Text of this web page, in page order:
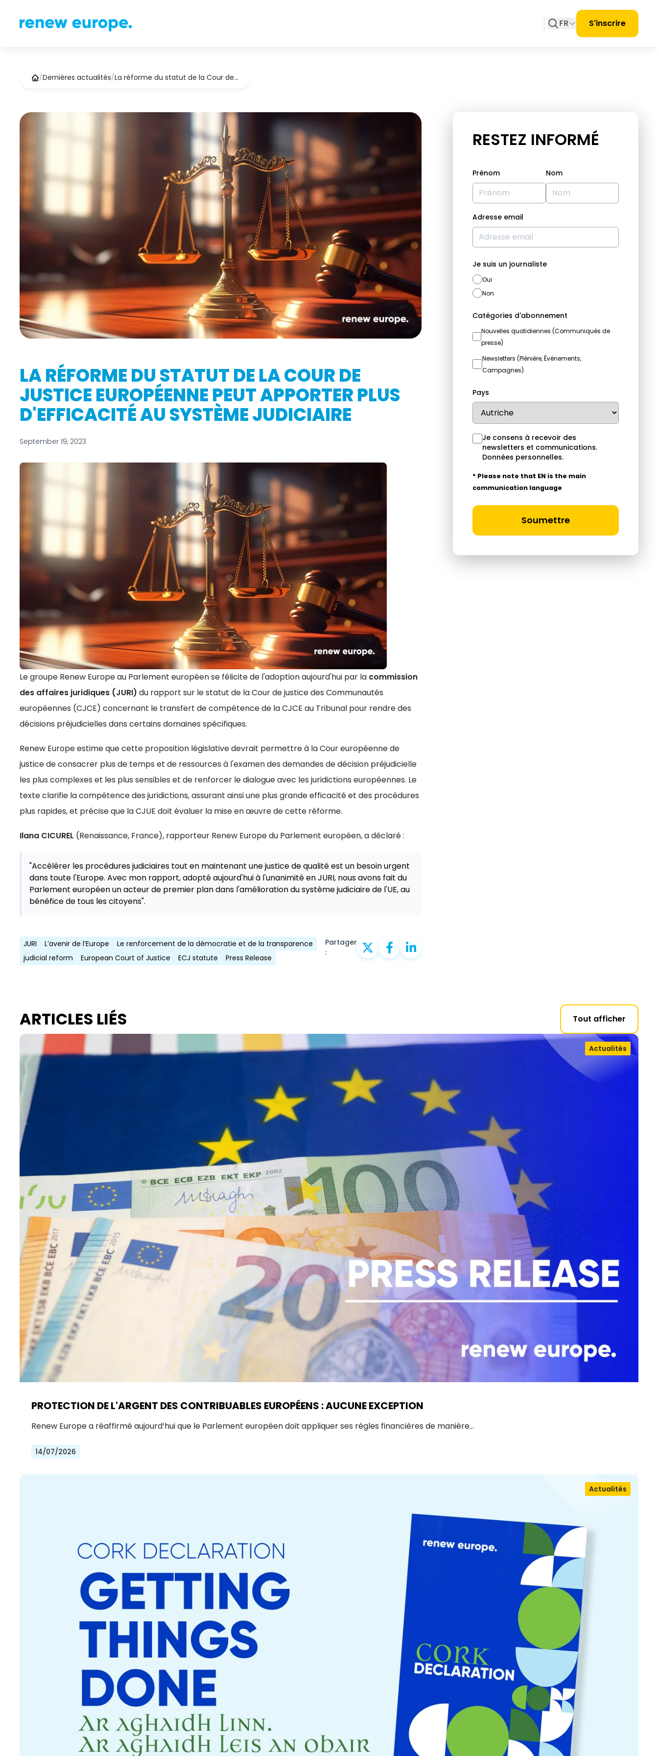
FR S'inscrire
/Dernières actualités/La réforme du statut de la Cour de…
LA RÉFORME DU STATUT DE LA COUR DE
JUSTICE EUROPÉENNE PEUT APPORTER PLUS
D'EFFICACITÉ AU SYSTÈME JUDICIAIRE
September 19, 2023
Le groupe Renew Europe au Parlement européen se félicite de l'adoption aujourd'hui par la commission
des affaires juridiques (JURI) du rapport sur le statut de la Cour de justice des Communautés
européennes (CJCE) concernant le transfert de compétence de la CJCE au Tribunal pour rendre des
décisions préjudicielles dans certains domaines spécifiques.
Renew Europe estime que cette proposition législative devrait permettre à la Cour européenne de
justice de consacrer plus de temps et de ressources à l'examen des demandes de décision préjudicielle
les plus complexes et les plus sensibles et de renforcer le dialogue avec les juridictions européennes. Le
texte clarifie la compétence des juridictions, assurant ainsi une plus grande efficacité et des procédures
plus rapides, et précise que la CJUE doit évaluer la mise en œuvre de cette réforme.
Ilana CICUREL (Renaissance, France), rapporteur Renew Europe du Parlement européen, a déclaré :
"Accélérer les procédures judiciaires tout en maintenant une justice de qualité est un besoin urgent
dans toute l'Europe. Avec mon rapport, adopté aujourd'hui à l'unanimité en JURI, nous avons fait du
Parlement européen un acteur de premier plan dans l'amélioration du système judiciaire de l'UE, au
bénéfice de tous les citoyens".
JURI L’avenir de l’Europe
Le renforcement de la démocratie et de la transparence
judicial reform
European Court of Justice ECJ statute Press Release
Partager
:
RESTEZ INFORMÉ
Prénom Nom
Adresse email
Je suis un journaliste
Oui
Non
Catégories d'abonnement
Nouvelles quotidiennes (Communiqués de
presse)
Newsletters (Plénière, Événements,
Campagnes)
Pays
Je consens à recevoir des
newsletters et communications.
Données personnelles.
* Please note that EN is the main
communication language
Soumettre
ARTICLES LIÉS Tout afficher
PROTECTION DE L'ARGENT DES CONTRIBUABLES EUROPÉENS : AUCUNE EXCEPTION
Actualités
Renew Europe a réaffirmé aujourd’hui que le Parlement européen doit appliquer ses règles financières de manière…
14/07/2026
Actualités